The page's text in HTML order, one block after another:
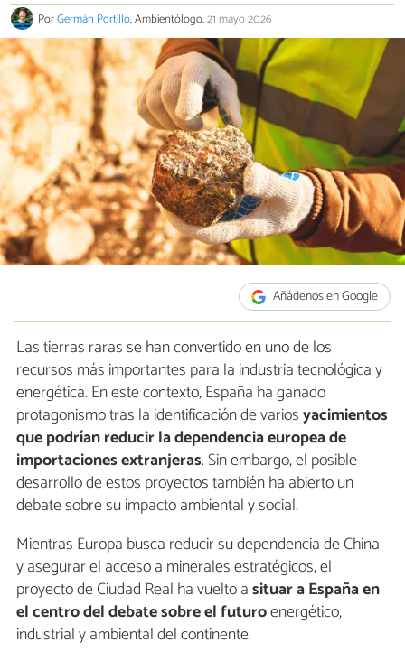
PorGermán Portillo, Ambientólogo.21 mayo 2026
Añádenos en Google
Las tierras raras se han convertido en uno de los
recursos más importantes para la industria tecnológica y
energética. En este contexto, España ha ganado
protagonismo tras la identificación de variosyacimientos
que podrían reducir la dependencia europea de
importaciones extranjeras. Sin embargo, el posible
desarrollo de estos proyectos también ha abierto un
debate sobre su impacto ambiental y social.
Mientras Europa busca reducir su dependencia de China
y asegurar el acceso a minerales estratégicos, el
proyecto de Ciudad Real ha vuelto asituar a España en
el centro del debate sobre el futuroenergético,
industrial y ambiental del continente.